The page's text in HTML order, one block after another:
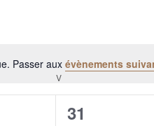
Passer auxévènements
V
0
31